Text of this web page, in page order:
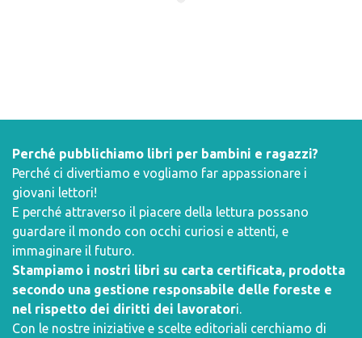
Perché pubblichiamo libri per bambini e ragazzi?
Perché ci divertiamo e vogliamo far appassionare i
giovani lettori!
E perché attraverso il piacere della lettura possano
guardare il mondo con occhi curiosi e attenti, e
immaginare il futuro.
Stampiamo i nostri libri su carta certificata, prodotta
secondo una gestione responsabile delle foreste e
nel rispetto dei diritti dei lavoratori.
Con le nostre iniziative e scelte editoriali cerchiamo di